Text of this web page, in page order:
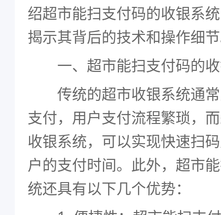
绍超市能扫支付码的收银系
揭示其背后的技术和操作细
一、超市能扫支付码的收
传统的超市收银系统通常
支付，用户支付流程繁琐，
收银系统，可以实现快速扫
户的支付时间。此外，超市
统还具有以下几个优势：